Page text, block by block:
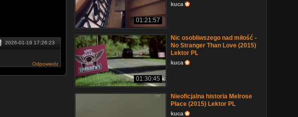
2026-01-19 17:26:23
Odpowiedz
01:21:57
kuca
01:30:45
Nic osobliwszego nad miłość -
No Stranger Than Love (2015)
Lektor PL
kuca
Nieoficjalna historia Melrose
Place (2015) Lektor PL
kuca